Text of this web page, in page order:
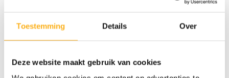
Toestemming Details Over
Deze website maakt gebruik van cookies